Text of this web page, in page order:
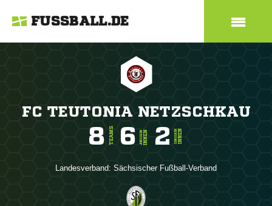
FUSSBALL.DE
FC TEUTONIA NETZSCHKAU
8 TEAMS 6 JUNIORENINNEN 2 SENIORENINNEN
Landesverband: Sächsischer Fußball-Verband